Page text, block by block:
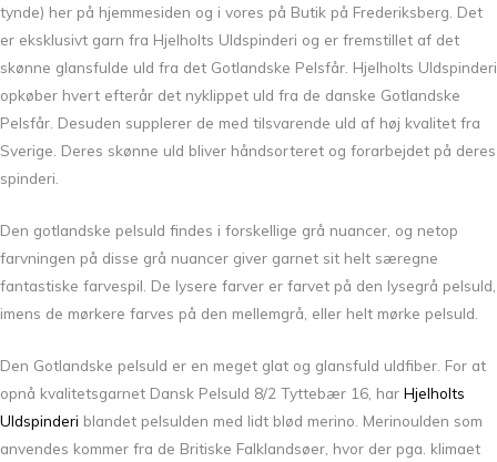
tynde) her på hjemmesiden og i vores på Butik på Frederiksberg. Det
er eksklusivt garn fra Hjelholts Uldspinderi og er fremstillet af det
skønne glansfulde uld fra det Gotlandske Pelsfår. Hjelholts Uldspinderi
opkøber hvert efterår det nyklippet uld fra de danske Gotlandske
Pelsfår. Desuden supplerer de med tilsvarende uld af høj kvalitet fra
Sverige. Deres skønne uld bliver håndsorteret og forarbejdet på deres
spinderi.
Den gotlandske pelsuld findes i forskellige grå nuancer, og netop
farvningen på disse grå nuancer giver garnet sit helt særegne
fantastiske farvespil. De lysere farver er farvet på den lysegrå pelsuld,
imens de mørkere farves på den mellemgrå, eller helt mørke pelsuld.
Den Gotlandske pelsuld er en meget glat og glansfuld uldfiber. For at
opnå kvalitetsgarnet Dansk Pelsuld 8/2 Tyttebær 16, har Hjelholts
Uldspinderi blandet pelsulden med lidt blød merino. Merinoulden som
anvendes kommer fra de Britiske Falklandsøer, hvor der pga. klimaet